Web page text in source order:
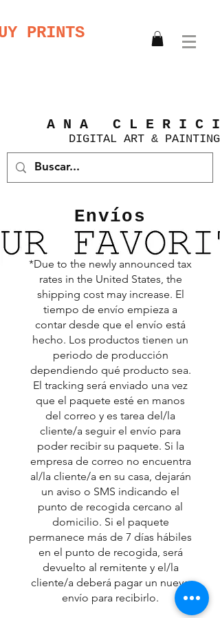
PRINTS
A N A C L E R I C I
DIGITAL ART & PAINTING
Envíos
*Due to the newly announced tax
rates in the United States, the
shipping cost may increase. El
tiempo de envío empieza a
contar desde que el envío está
hecho. Los productos tienen un
periodo de producción
dependiendo qué producto sea.
El tracking será enviado una vez
que el paquete esté en manos
del correo y es tarea del/la
cliente/a seguir el envío para
poder recibir su paquete. Si la
empresa de correo no encuentra
al/la cliente/a en su casa, dejarán
un aviso o SMS indicando el
punto de recogida cercano al
domicilio. Si el paquete
permanece más de 7 días hábiles
en el punto de recogida, será
devuelto al remitente y el/la
cliente/a deberá pagar un nuevo
envío para recibirlo.